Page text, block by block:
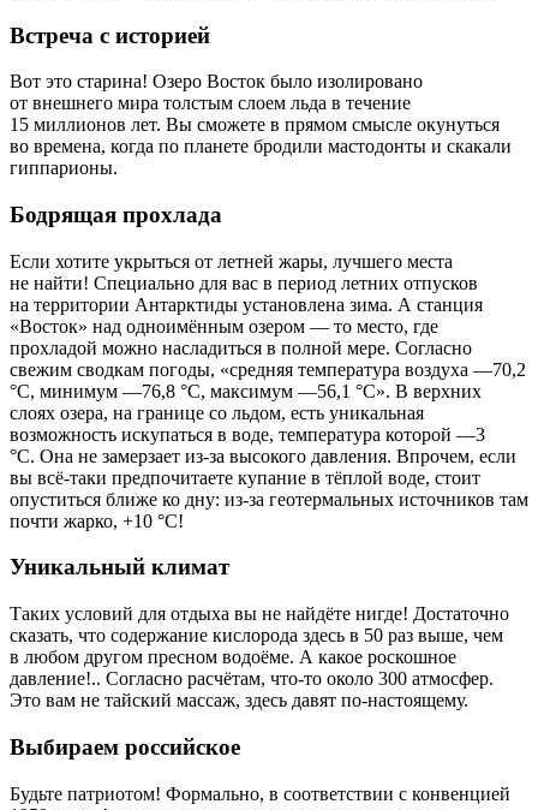
Встреча с историей
Вот это старина! Озеро Восток было изолировано
от внешнего мира толстым слоем льда в тече­ние
15 миллионов лет. Вы сможете в прямом ­смысле окунуться
во времена, когда по планете бродили мас­тодонты и скакали
гиппарионы.
Бодрящая прохлада
Если хотите укрыться от летней жары, лучшего места
не найти! Специально для вас в период летних отпусков
на территории Антарктиды установлена зима. А станция
«Восток» над одноимённым озером — то место, где
прохладой можно насладиться в полной мере. Согласно
свежим сводкам погоды, «средняя температура воздуха —70,2
°C, минимум —76,8 °C, максимум —56,1 °C». В верхних
слоях озера, на границе со льдом, есть уникальная
возможность искупаться в воде, температура которой —3
°C. Она не замерзает из-за высокого давления. Впрочем, если
вы всё-таки предпочитаете купание в тёплой воде, стоит
опуститься ближе ко дну: из-за геотермальных источников там
почти жарко, +10 °C!
Уникальный климат
Таких условий для отдыха вы не найдёте нигде! Достаточно
сказать, что содержание кислорода здесь в 50 раз выше, чем
в любом другом пресном водоёме. А какое роскошное
давление!.. Согласно расчётам, что-то около 300 атмосфер.
Это вам не тайский массаж, здесь давят по-настоящему.
Выбираем российское
Будьте патриотом! Формально, в соответствии с конвенцией